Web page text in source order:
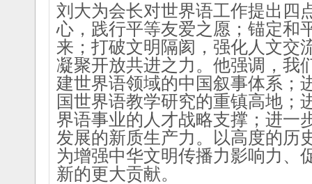
刘大为会长对世界语工作提出四
心，践行平等友爱之愿；锚定和
来；打破文明隔阂，强化人文交
凝聚开放共进之力。他强调，我
建世界语领域的中国叙事体系；
国世界语教学研究的重镇高地；
界语事业的人才战略支撑；进一
发展的新质生产力。以高度的历
为增强中华文明传播力影响力、
新的更大贡献。